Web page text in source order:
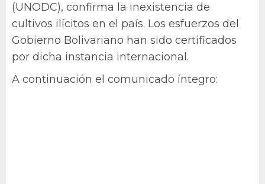
(UNODC), confirma la inexistencia de
cultivos ilícitos en el país. Los esfuerzos del
Gobierno Bolivariano han sido certificados
por dicha instancia internacional.
A continuación el comunicado íntegro: